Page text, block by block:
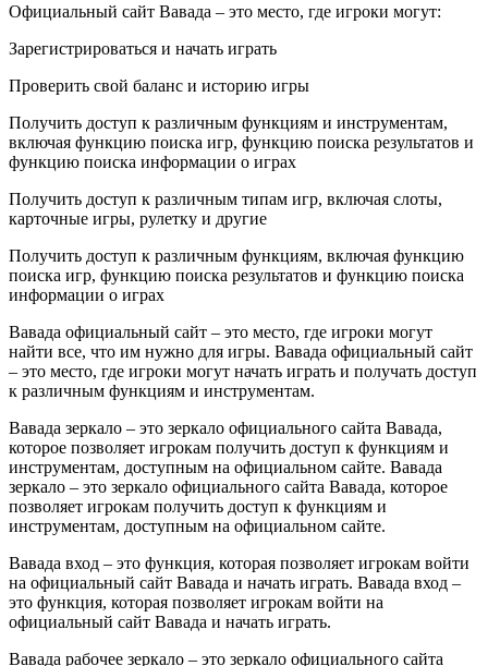
Официальный сайт Вавада – это место, где игроки могут:
Зарегистрироваться и начать играть
Проверить свой баланс и историю игры
Получить доступ к различным функциям и инструментам,
включая функцию поиска игр, функцию поиска результатов и
функцию поиска информации о играх
Получить доступ к различным типам игр, включая слоты,
карточные игры, рулетку и другие
Получить доступ к различным функциям, включая функцию
поиска игр, функцию поиска результатов и функцию поиска
информации о играх
Вавада официальный сайт – это место, где игроки могут
найти все, что им нужно для игры. Вавада официальный сайт
– это место, где игроки могут начать играть и получать доступ
к различным функциям и инструментам.
Вавада зеркало – это зеркало официального сайта Вавада,
которое позволяет игрокам получить доступ к функциям и
инструментам, доступным на официальном сайте. Вавада
зеркало – это зеркало официального сайта Вавада, которое
позволяет игрокам получить доступ к функциям и
инструментам, доступным на официальном сайте.
Вавада вход – это функция, которая позволяет игрокам войти
на официальный сайт Вавада и начать играть. Вавада вход –
это функция, которая позволяет игрокам войти на
официальный сайт Вавада и начать играть.
Вавада рабочее зеркало – это зеркало официального сайта